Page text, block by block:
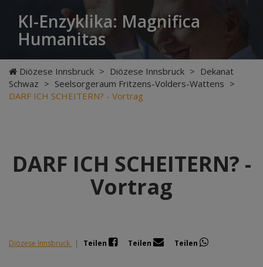
KI-Enzyklika: Magnifica
Humanitas
Diözese Innsbruck > Diözese Innsbruck > Dekanat
Schwaz > Seelsorgeraum Fritzens-Volders-Wattens >
DARF ICH SCHEITERN? - Vortrag
DARF ICH SCHEITERN? -
Vortrag
Diözese Innsbruck | Teilen Teilen Teilen